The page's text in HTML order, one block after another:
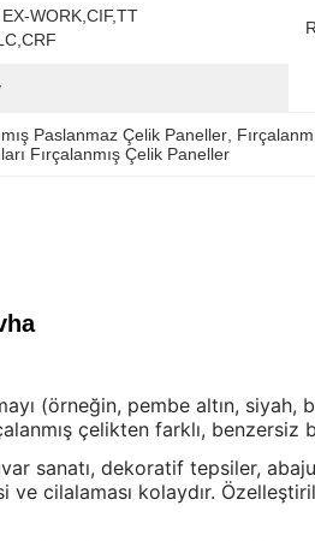
WORK,CIF,TT
Paslanmaz Çelik Paneller,
Fırçalanmış Çelik Paneller
(örneğin, pembe altın,
çelikten farklı, benzersiz
sanatı, dekoratif tepsiler,
ve cilalaması kolaydır.